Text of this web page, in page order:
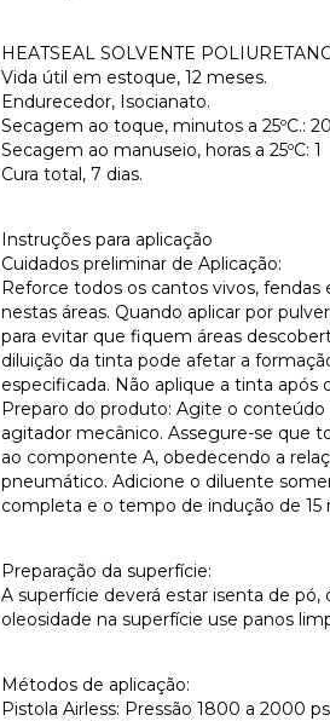
HEATSEAL SOLVENTE
Vida útil em estoque, 12 meses.
Endurecedor, Isocianato.
Secagem ao toque, minutos a 25ºC.: 20
Secagem ao manuseio, horas a 25ºC: 1
Cura total, 7 dias.
Instruções para aplicação
Cuidados preliminar de Aplicação:
Reforce todos os cantos vivos, fendas
nestas áreas. Quando aplicar por
para evitar que fiquem áreas
diluição da tinta pode afetar a
especificada. Não aplique a tinta
Preparo do produto: Agite o
agitador mecânico. Assegure-se que
ao componente A, obedecendo a
pneumático. Adicione o diluente
completa e o tempo de indução de
Preparação da superfície:
A superfície deverá estar isenta de
oleosidade na superfície use panos
Métodos de aplicação:
Pistola Airless: Pressão 1800 a 2000